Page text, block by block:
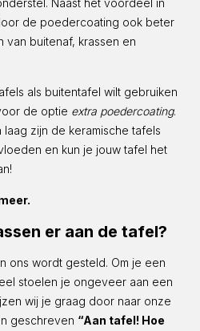
de poedercoating ook beter
buitenaf, krassen en
als buitentafel wilt gebruiken
de optie extra poedercoating.
zijn de keramische tafels
en kun je jouw tafel het
er aan de tafel?
ons wordt gesteld. Om je een
stoelen je ongeveer aan een
wij je graag door naar onze
geschreven “Aan tafel! Hoe